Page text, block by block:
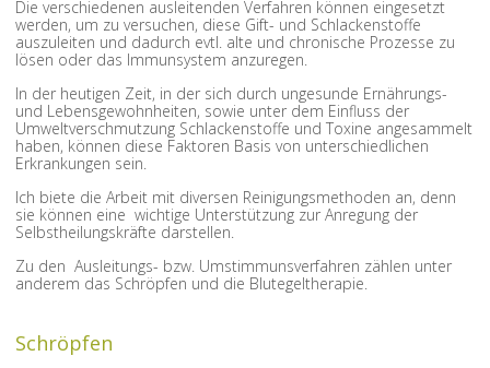
Die verschiedenen ausleitenden Verfahren können eingesetzt
werden, um zu versuchen, diese Gift- und Schlackenstoffe
auszuleiten und dadurch evtl. alte und chronische Prozesse zu
lösen oder das Immunsystem anzuregen.
In der heutigen Zeit, in der sich durch ungesunde Ernährungs-
und Lebensgewohnheiten, sowie unter dem Einfluss der
Umweltverschmutzung Schlackenstoffe und Toxine angesammelt
haben, können diese Faktoren Basis von unterschiedlichen
Erkrankungen sein.
Ich biete die Arbeit mit diversen Reinigungsmethoden an, denn
sie können eine wichtige Unterstützung zur Anregung der
Selbstheilungskräfte darstellen.
Zu den Ausleitungs- bzw. Umstimmunsverfahren zählen unter
anderem das Schröpfen und die Blutegeltherapie.
Schröpfen